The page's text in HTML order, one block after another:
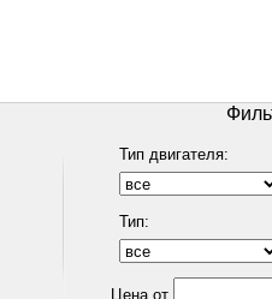
Тип двигателя:
Тип:
Цена от